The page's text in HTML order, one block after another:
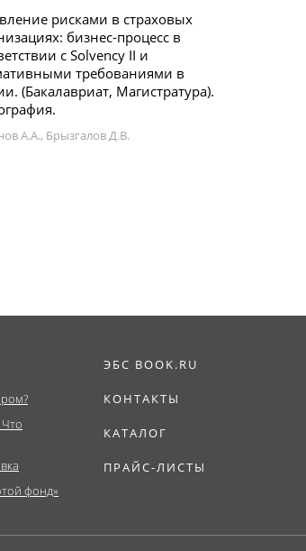
рисками в страховых
бизнес-процесс в
с Solvency II и
требованиями в
(Бакалавриат, Магистратура).
А.А., Брызгалов Д.В.
фонд»
ЭБС BOOK.RU
КОНТАКТЫ
КАТАЛОГ
ПРАЙС-ЛИСТЫ